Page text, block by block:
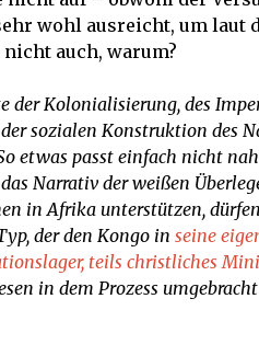
wohl ausreicht, um laut
auch, warum?
der Kolonialisierung, des
sozialen Konstruktion des
etwas passt einfach nicht
Narrativ der weißen
in Afrika unterstützen,
der den Kongo in seine
teils christliches
in dem Prozess